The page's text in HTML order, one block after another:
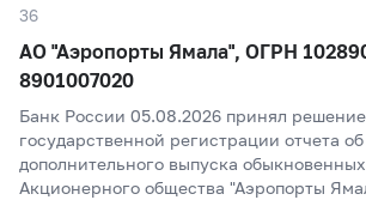
36
АО "Аэропорты Ямала", ОГРН
8901007020
Банк России 05.08.2026 принял
государственной регистрации отчета об
дополнительного выпуска
Акционерного общества "Аэропорты